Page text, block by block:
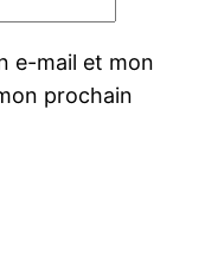
e-mail et mon
prochain